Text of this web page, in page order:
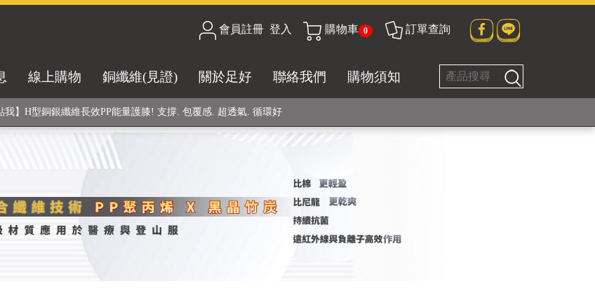
會員註冊 登入 購物車 0 訂單查詢
線上購物 銅纖維(見證) 關於足好 聯絡我們 購物須知
素融合紗線，長效抗菌除臭! 全程MIT製造，通過多項國際檢驗
我】H型銅銀纖維長效PP能量護膝! 支撐. 包覆感. 超透氣. 循環好
【快來點我】三金家族- 專利活氧 男女內褲系列